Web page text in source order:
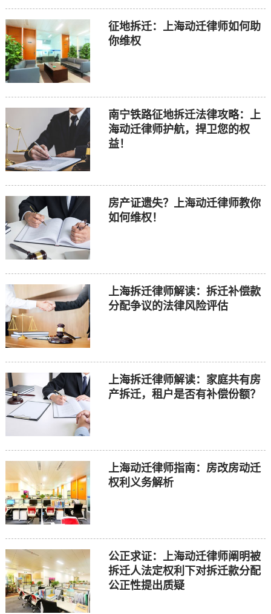
征地拆迁：上海动迁律师如何助
你维权
南宁铁路征地拆迁法律攻略：上
海动迁律师护航，捍卫您的权
益！
房产证遗失？上海动迁律师教你
如何维权！
上海拆迁律师解读：拆迁补偿款
分配争议的法律风险评估
上海拆迁律师解读：家庭共有房
产拆迁，租户是否有补偿份额？
上海动迁律师指南：房改房动迁
权利义务解析
公正求证：上海动迁律师阐明被
拆迁人法定权利下对拆迁款分配
公正性提出质疑